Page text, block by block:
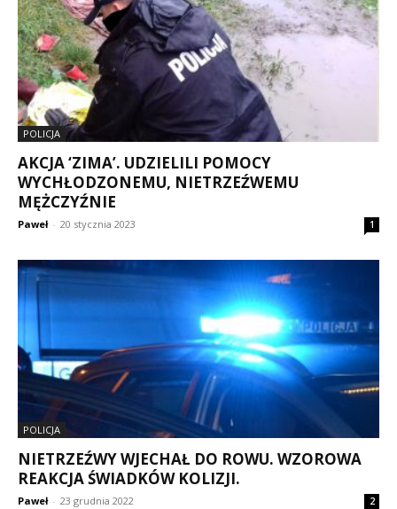
POLICJA
AKCJA ‘ZIMA’. UDZIELILI POMOCY
WYCHŁODZONEMU, NIETRZEŹWEMU
MĘŻCZYŹNIE
Paweł - 20 stycznia 2023 1
POLICJA
NIETRZEŹWY WJECHAŁ DO ROWU. WZOROWA
REAKCJA ŚWIADKÓW KOLIZJI.
Paweł - 23 grudnia 2022 2